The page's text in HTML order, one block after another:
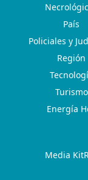
País
Policiales y
Región
Turismo
Energía
Media Kit